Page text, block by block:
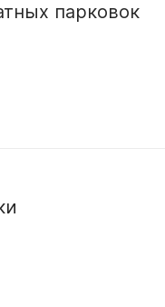
парковок